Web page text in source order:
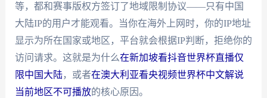
等，都和赛事版权方签订了地域限制协议——只有中国
大陆IP的用户才能观看。当你在海外上网时，你的IP地址
显示为所在国家或地区，平台就会根据IP判断，拒绝你的
访问请求。这就是为什么在新加坡看抖音世界杯直播仅
限中国大陆，或者在澳大利亚看央视频世界杯中文解说
当前地区不可播放的核心原因。